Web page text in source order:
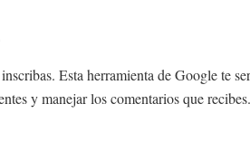
Esta herramienta de Google te
y manejar los comentarios que recibes.